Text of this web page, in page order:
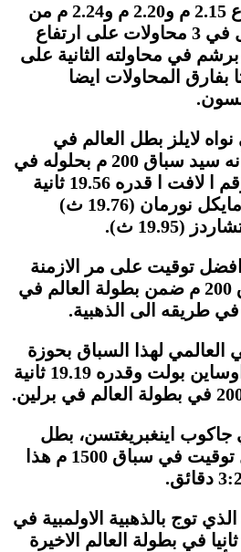
واجتاز الاوكراني ارتفاع 2.15 م و2.20 م و2.24 م من
المحاولة الاولى وفشل في 3 محاولات على ارتفاع
برشم في محاولته الثانية على
ثالثا بفارق المحاولات ايضا
نواه لايلز بطل العالم في
النسختين الاخيرتين، بأنه سيد سباق 200 م بحلوله في
المركز الاول مسجلا رقم ا لافت ا قدره 19.56 ثانية
متفوق ا على مواطنه مايكل نورمان (19.76 ث)
(19.95 ث).
توقيت على مر الازمنة
(19.31 ثانية) في سباق 200 م ضمن بطولة العالم في
طريقه الى الذهبية.
العالمي لهذا السباق بحوزة
الاسطورة الجامايكي اوساين بولت وقدره 19.19 ثانية
جاكوب اينغبريغتسن، بطل
أوروبا قبل أيام، أفضل توقيت في سباق 1500 م هذا
توج بالذهبية الاولمبية في
2021 وحل ثانيا في بطولة العالم الاخيرة